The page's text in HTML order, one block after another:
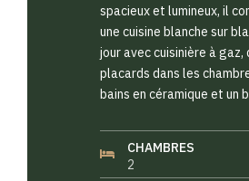
spacieux et lumineux, il
une cuisine blanche sur
jour avec cuisinière à gaz,
placards dans les
bains en céramique et un
CHAMBRES
2